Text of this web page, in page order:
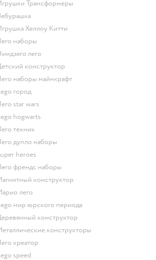
Игрушки Трансформеры
Чебурашка
Игрушка Хеллоу Китти
Лего наборы
Ниндзяго лего
Детский конструктор
Лего наборы майнкрафт
Lego город
Лего star wars
Lego hogwarts
Лего техник
Лего дупло наборы
Super heroes
Лего френдс наборы
Магнитный конструктор
Марио лего
Lego мир юрского периода
Деревянный конструктор
Металлические конструкторы
Лего креатор
Lego speed